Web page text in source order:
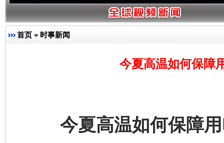
首页 » 时事新闻
今夏高温如何保障
今夏高温如何保障用